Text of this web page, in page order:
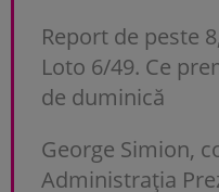
Report de peste
Loto 6/49. Ce
de duminică
George Simion,
Administrația